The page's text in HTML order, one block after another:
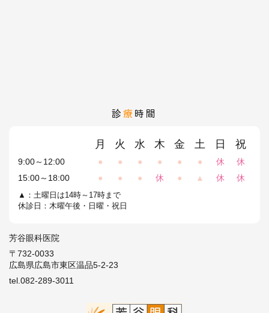
診 療 時間
月 火 水 木 金 土 日 祝
9:00～12:00 ● ● ● ● ● ● 休
休
15:00～18:00
● ● ● 休 ● ▲ 休 休
▲：土曜日は14時～17時まで
休診日：木曜午後・日曜・祝日
芳谷眼科医院
〒732-0033
広島県広島市東区温品5-2-23
tel.082-289-3011